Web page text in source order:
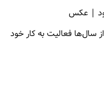
|‌ عکس
سال‌ها فعالیت به کار خود